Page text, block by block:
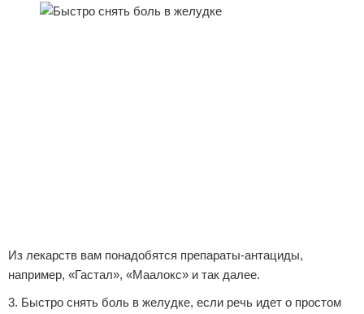
Из лекарств вам понадобятся препараты-антациды,
например, «Гастал», «Маалокс» и так далее.
3. Быстро снять боль в желудке, если речь идет о простом